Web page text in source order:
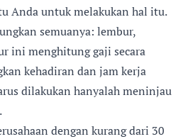
Anda untuk melakukan hal itu.
semuanya: lembur,
ini menghitung gaji secara
kehadiran dan jam kerja
dilakukan hanyalah meninjau
dengan kurang dari 30